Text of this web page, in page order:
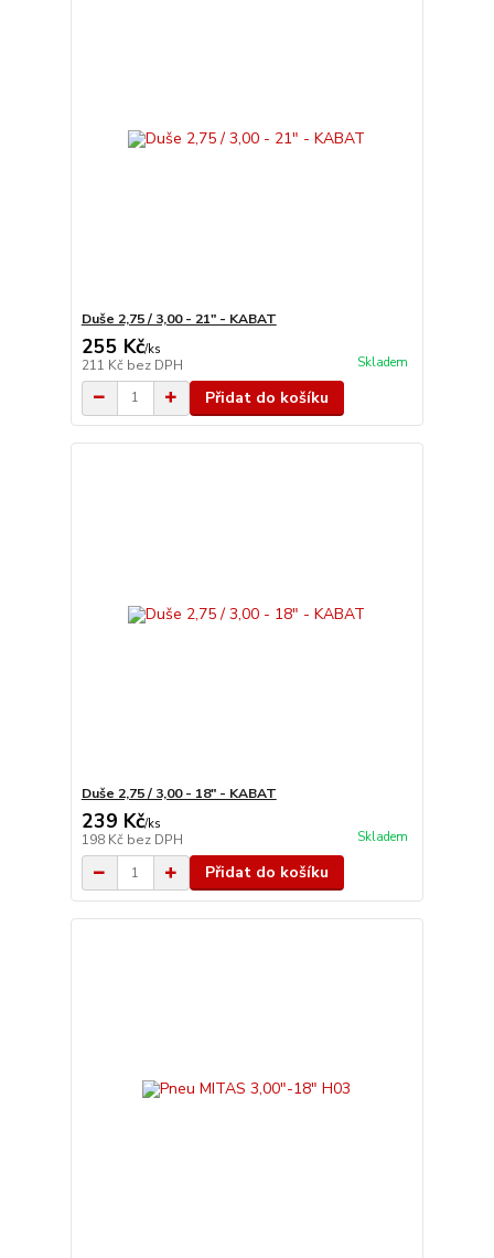
Duše 2,75 / 3,00 - 21" - KABAT
255 Kč/ks
211 Kč bez DPH Skladem
Přidat do košíku
Duše 2,75 / 3,00 - 18" - KABAT
239 Kč/ks
198 Kč bez DPH Skladem
Přidat do košíku